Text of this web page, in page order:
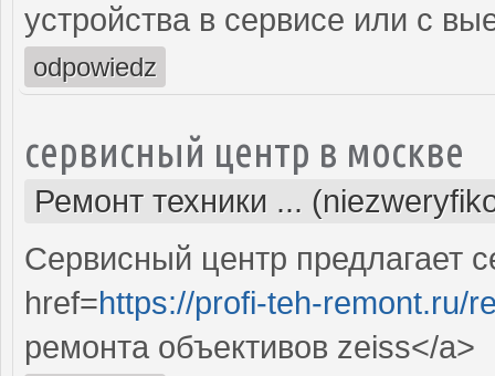
устройства в сервисе или с
odpowiedz
сервисный центр в москве
Ремонт техники ...
Сервисный центр предлагает
href=https://profi-teh-remont.ru/
ремонта объективов zeiss</a>